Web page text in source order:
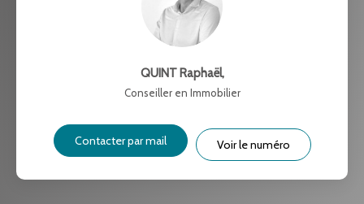
QUINT Raphaël,
Conseiller en Immobilier
Contacter par mail Voir le numéro